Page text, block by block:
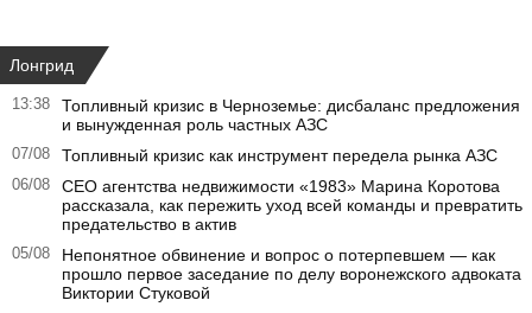
Лонгрид
13:38
Топливный кризис в Черноземье: дисбаланс предложения
и вынужденная роль частных АЗС
07/08 Топливный кризис как инструмент передела рынка АЗС
06/08
CEO агентства недвижимости «1983» Марина Коротова
рассказала, как пережить уход всей команды и превратить
предательство в актив
05/08
Непонятное обвинение и вопрос о потерпевшем — как
прошло первое заседание по делу воронежского адвоката
Виктории Стуковой